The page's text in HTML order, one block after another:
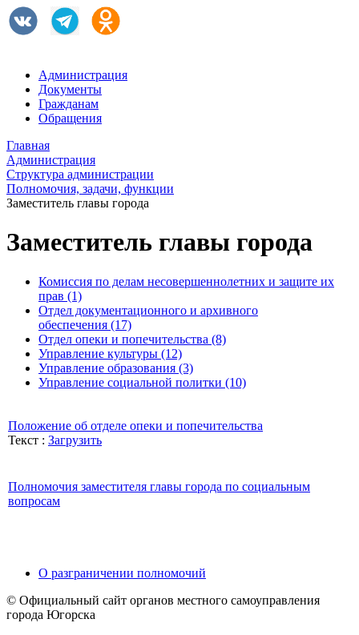
Администрация
Документы
Гражданам
Обращения
Главная
Администрация
Структура администрации
Полномочия, задачи, функции
Заместитель главы города
Заместитель главы города
Комиссия по делам несовершеннолетних и защите их
прав (1)
Отдел документационного и архивного
обеспечения (17)
Отдел опеки и попечительства (8)
Управление культуры (12)
Управление образования (3)
Управление социальной политки (10)
Положение об отделе опеки и попечительства
Текст : Загрузить
Полномочия заместителя главы города по социальным
вопросам
О разграничении полномочий
© Официальный сайт органов местного самоуправления
города Югорска